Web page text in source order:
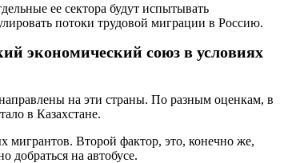
ее сектора будут испытывать
потоки трудовой миграции в Россию.
экономический союз в условиях
на эти страны. По разным оценкам, в
в Казахстане.
мигрантов. Второй фактор, это, конечно же,
добраться на автобусе.